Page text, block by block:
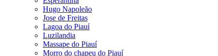
Hugo Napoleão
Jose de Freitas
Lagoa do Piauí
Luzilandia
Massape do Piauí
Morro do chapeu do Piauí